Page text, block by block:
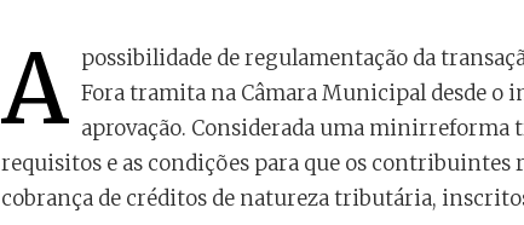
A possibilidade de regulamentação da
Fora tramita na Câmara Municipal desde o
aprovação. Considerada uma
requisitos e as condições para que os
cobrança de créditos de natureza tributária,